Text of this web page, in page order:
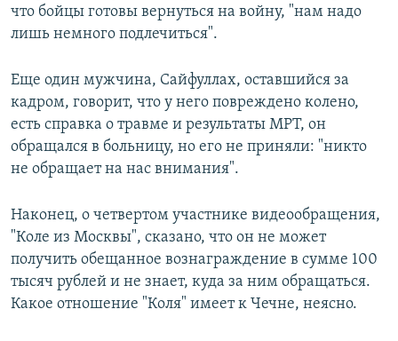
что бойцы готовы вернуться на войну, "нам надо
лишь немного подлечиться".
Еще один мужчина, Сайфуллах, оставшийся за
кадром, говорит, что у него повреждено колено,
есть справка о травме и результаты МРТ, он
обращался в больницу, но его не приняли: "никто
не обращает на нас внимания".
Наконец, о четвертом участнике видеообращения,
"Коле из Москвы", сказано, что он не может
получить обещанное вознаграждение в сумме 100
тысяч рублей и не знает, куда за ним обращаться.
Какое отношение "Коля" имеет к Чечне, неясно.